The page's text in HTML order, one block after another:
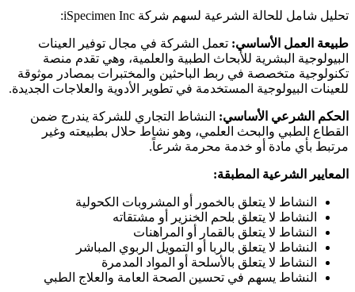
تحليل شامل للحالة الشرعية لسهم شركة iSpecimen Inc:
طبيعة العمل الأساسي:تعمل الشركة في مجال توفير العينات
البيولوجية البشرية للأبحاث الطبية والعلمية، وهي تقدم منصة
تكنولوجية متخصصة في ربط الباحثين والمختبرات بمصادر موثوقة
للعينات البيولوجية المستخدمة في تطوير الأدوية والعلاجات الجديدة.
الحكم الشرعي الأساسي:النشاط التجاري للشركة يندرج ضمن
القطاع الطبي والبحث العلمي، وهو نشاط حلال بطبيعته وغير
مرتبط بأي مادة أو خدمة محرمة شرعاً.
المعايير الشرعية المطبقة:
النشاط لا يتعلق بالخمور أو المشروبات الكحولية
النشاط لا يتعلق بلحم الخنزير أو مشتقاته
النشاط لا يتعلق بالقمار أو المراهنات
النشاط لا يتعلق بالربا أو التمويل الربوي المباشر
النشاط لا يتعلق بالأسلحة أو المواد المدمرة
النشاط يسهم في تحسين الصحة العامة والعلاج الطبي